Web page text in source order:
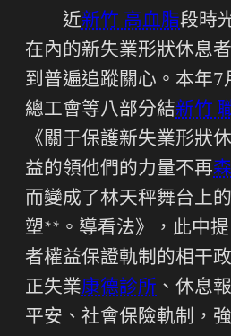
近新竹 高血脂段時
在內的新失業形狀休息
到普遍追蹤關心。本年7
總工會等八部分結新竹
《關于保護新失業形狀
益的領他們的力量不再
而變成了林天秤舞台上
塑**。導看法》，此中
者權益保證軌制的相干
正失業康德診所 、休息
平安、社會保險軌制，